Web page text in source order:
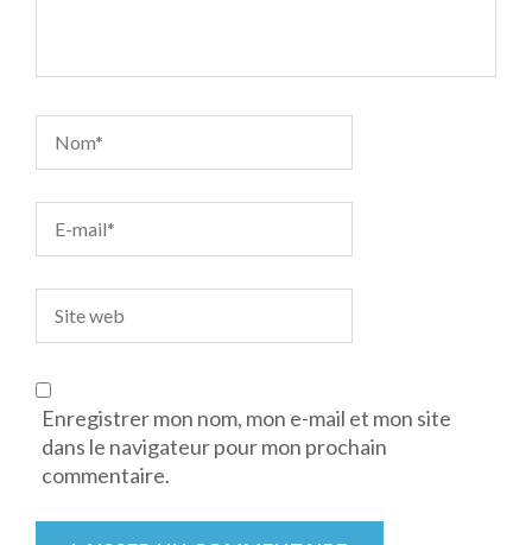
Enregistrer mon nom, mon e-mail et mon site
dans le navigateur pour mon prochain
commentaire.